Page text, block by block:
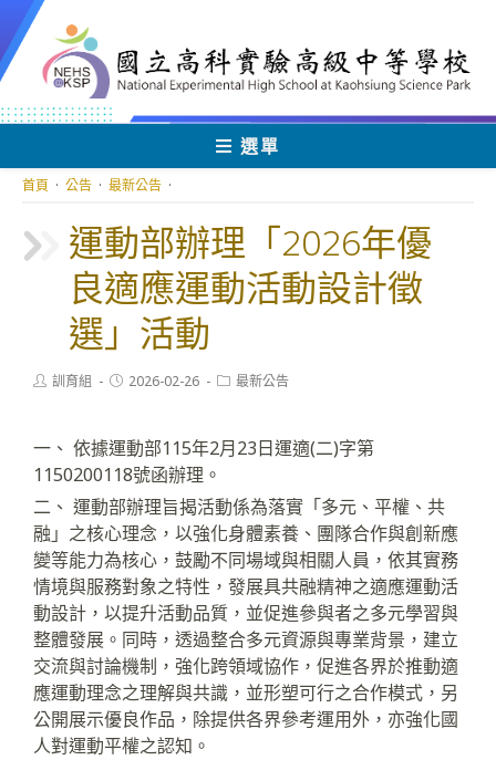
轉
至
要
容
選單
運動部辦理「2026年優
良適應運動活動設計徵
選」活動
首頁 · 公告 · 最新公告 ·
Post訓育組
Post2026-02-26
Post最新公告
一、 依據運動部115年2月23日運適(二)字第
1150200118號函辦理。
二、 運動部辦理旨揭活動係為落實「多元、平權、共
融」之核心理念，以強化身體素養、團隊合作與創新應
變等能力為核心，鼓勵不同場域與相關人員，依其實務
情境與服務對象之特性，發展具共融精神之適應運動活
動設計，以提升活動品質，並促進參與者之多元學習與
整體發展。同時，透過整合多元資源與專業背景，建立
交流與討論機制，強化跨領域協作，促進各界於推動適
應運動理念之理解與共識，並形塑可行之合作模式，另
公開展示優良作品，除提供各界參考運用外，亦強化國
人對運動平權之認知。